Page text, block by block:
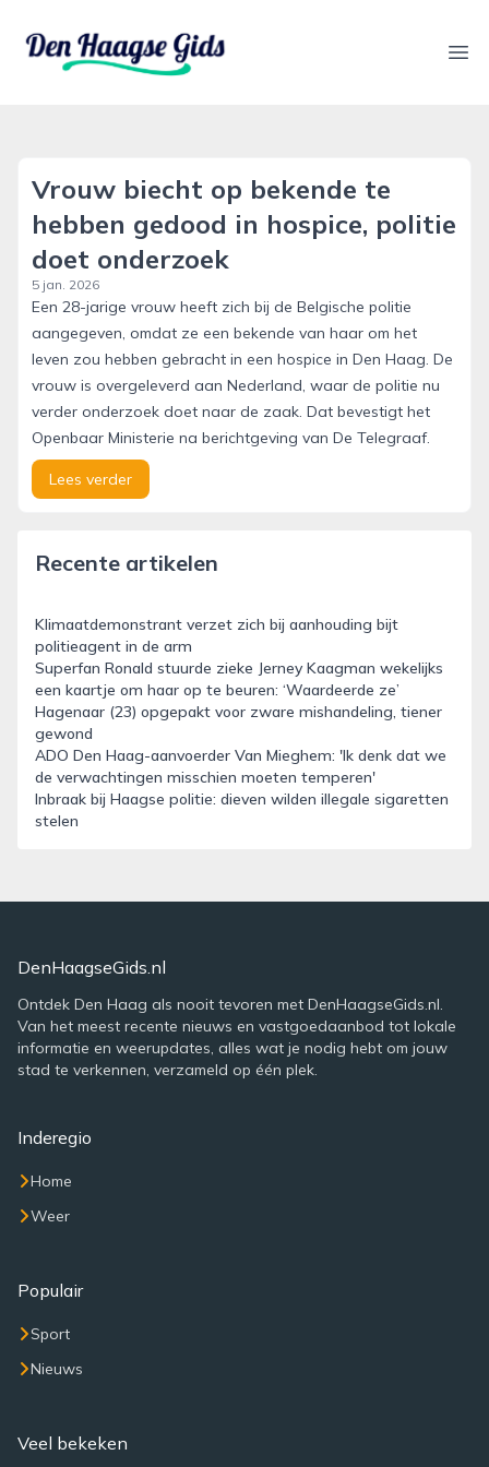
denhaagsegids.nl
Vrouw biecht op bekende te
hebben gedood in hospice, politie
doet onderzoek
5 jan. 2026
Een 28-jarige vrouw heeft zich bij de Belgische politie
aangegeven, omdat ze een bekende van haar om het
leven zou hebben gebracht in een hospice in Den Haag. De
vrouw is overgeleverd aan Nederland, waar de politie nu
verder onderzoek doet naar de zaak. Dat bevestigt het
Openbaar Ministerie na berichtgeving van De Telegraaf.
Lees verder
Recente artikelen
Klimaatdemonstrant verzet zich bij aanhouding bijt
politieagent in de arm
Superfan Ronald stuurde zieke Jerney Kaagman wekelijks
een kaartje om haar op te beuren: ‘Waardeerde ze’
Hagenaar (23) opgepakt voor zware mishandeling, tiener
gewond
ADO Den Haag-aanvoerder Van Mieghem: 'Ik denk dat we
de verwachtingen misschien moeten temperen'
Inbraak bij Haagse politie: dieven wilden illegale sigaretten
stelen
DenHaagseGids.nl
Ontdek Den Haag als nooit tevoren met DenHaagseGids.nl.
Van het meest recente nieuws en vastgoedaanbod tot lokale
informatie en weerupdates, alles wat je nodig hebt om jouw
stad te verkennen, verzameld op één plek.
Inderegio
Home
Weer
Populair
Sport
Nieuws
Veel bekeken